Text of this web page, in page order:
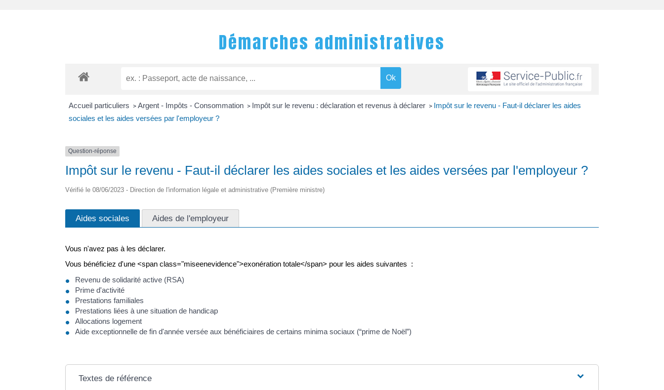
Démarches administratives
Accueil particuliers > Argent - Impôts - Consommation > Impôt sur le revenu : déclaration et revenus à déclarer > Impôt sur le revenu - Faut-il déclarer les aides
sociales et les aides versées par l'employeur ?
Question-réponse
Impôt sur le revenu - Faut-il déclarer les aides sociales et les aides versées par l'employeur ?
Vérifié le 08/06/2023 - Direction de l'information légale et administrative (Première ministre)
Aides sociales Aides de l'employeur
Vous n'avez pas à les déclarer.
Vous bénéficiez d'une <span class="miseenevidence">exonération totale</span> pour les aides suivantes :
Revenu de solidarité active (RSA)
Prime d'activité
Prestations familiales
Prestations liées à une situation de handicap
Allocations logement
Aide exceptionnelle de fin d'année versée aux bénéficiaires de certains minima sociaux (“prime de Noël”)
Textes de référence